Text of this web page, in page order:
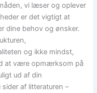
vi læser og oplever
er det vigtigt at
dine behov og ønsker.
og ikke mindst,
at være opmærksom på
ud af din
af litteraturen –